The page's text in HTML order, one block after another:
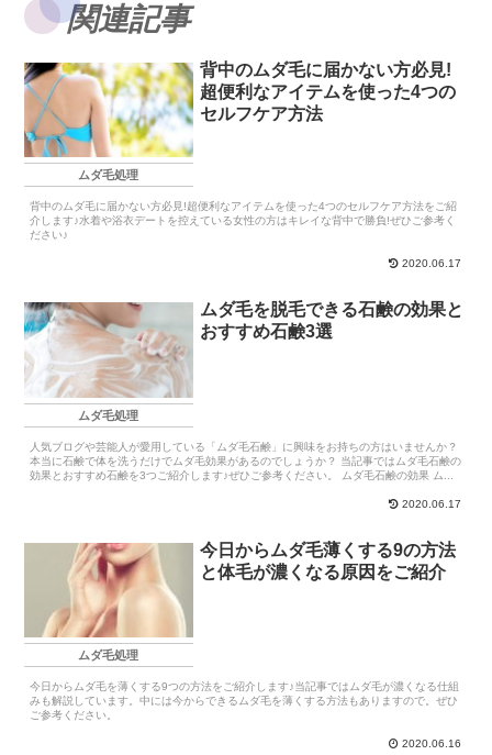
関連記事
ムダ毛処理
背中のムダ毛に届かない方必見!
超便利なアイテムを使った4つの
セルフケア方法
背中のムダ毛に届かない方必見!超便利なアイテムを使った4つのセルフケア方法をご紹
介します♪水着や浴衣デートを控えている女性の方はキレイな背中で勝負!ぜひご参考く
ださい♪
2020.06.17
ムダ毛処理
ムダ毛を脱毛できる石鹸の効果と
おすすめ石鹸3選
人気ブログや芸能人が愛用している「ムダ毛石鹸」に興味をお持ちの方はいませんか？
本当に石鹸で体を洗うだけでムダ毛効果があるのでしょうか？ 当記事ではムダ毛石鹸の
効果とおすすめ石鹸を3つご紹介します♪ぜひご参考ください。 ムダ毛石鹸の効果 ム...
2020.06.17
ムダ毛処理
今日からムダ毛薄くする9の方法
と体毛が濃くなる原因をご紹介
今日からムダ毛を薄くする9つの方法をご紹介します♪当記事ではムダ毛が濃くなる仕組
みも解説しています。中には今からできるムダ毛を薄くする方法もありますので。ぜひ
ご参考ください。
2020.06.16